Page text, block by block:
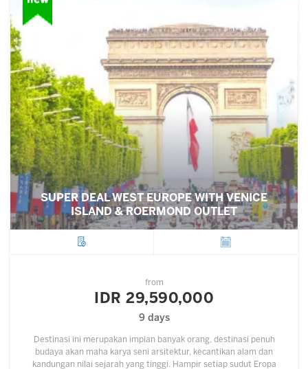
SUPER DEAL WEST EUROPE WITH VENICE
ISLAND & ROERMOND OUTLET
from
IDR 29,590,000
9 days
Destinasi ini merupakan impian banyak orang, destinasi penuh
budaya akan maha karya seni arsitektur, kecantikan alam dan
kandungan nilai sejarah yang tinggi. Hampir setiap sudut Eropa